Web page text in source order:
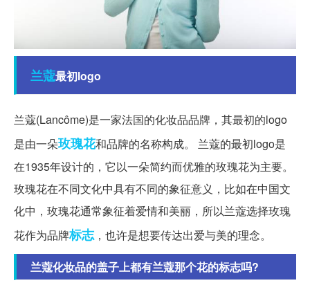
兰蔻最初logo
兰蔻(Lancôme)是一家法国的化妆品品牌，其最初的logo
是由一朵玫瑰花和品牌的名称构成。 兰蔻的最初logo是
在1935年设计的，它以一朵简约而优雅的玫瑰花为主要。
玫瑰花在不同文化中具有不同的象征意义，比如在中国文
化中，玫瑰花通常象征着爱情和美丽，所以兰蔻选择玫瑰
花作为品牌标志 ，也许是想要传达出爱与美的理念。
兰蔻化妆品的盖子上都有兰蔻那个花的标志吗?